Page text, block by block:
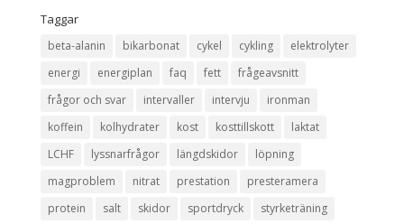
Taggar
beta-alanin bikarbonat cykel cykling
elektrolyter
energi
energiplan faq fett
frågeavsnitt
frågor och svar
intervaller intervju
ironman
koffein
kolhydrater kost kosttillskott
laktat
LCHF
lyssnarfrågor längdskidor
löpning
magproblem
nitrat prestation
presteramera
protein
salt skidor sportdryck
styrketräning